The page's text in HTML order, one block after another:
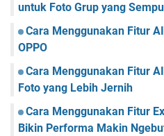
untuk Foto Grup yang
Cara Menggunakan Fitur
OPPO
Cara Menggunakan Fitur
Foto yang Lebih Jernih
Cara Menggunakan Fitur
Bikin Performa Makin